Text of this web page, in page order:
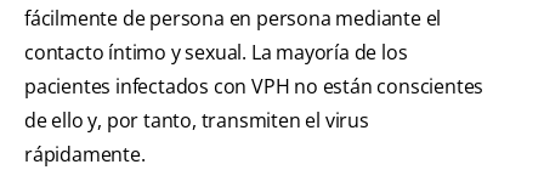
fácilmente de persona en persona mediante el
contacto íntimo y sexual. La mayoría de los
pacientes infectados con VPH no están conscientes
de ello y, por tanto, transmiten el virus
rápidamente.